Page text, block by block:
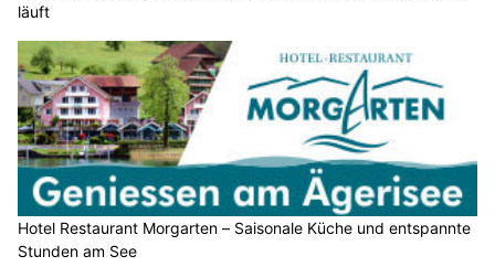
läuft
Hotel Restaurant Morgarten – Saisonale Küche und entspannte
Stunden am See